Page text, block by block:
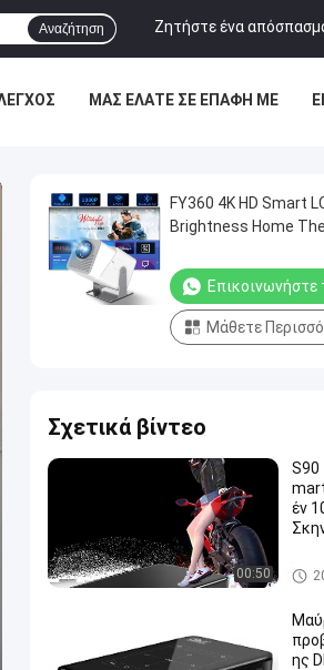
Ζητήστε ένα
Αναζήτηση
ΜΑΣ ΕΛΆΤΕ ΣΕ ΕΠΑΦΉ ΜΕ
FY360 4K HD Smart
Brightness Home
στερεοφωνικό ήχο
Μάθετε
Σχετικά βίντεο
00:50
S90
έν
ης